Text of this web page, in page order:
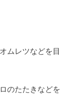
ムレツなどを目
のたたきなどを